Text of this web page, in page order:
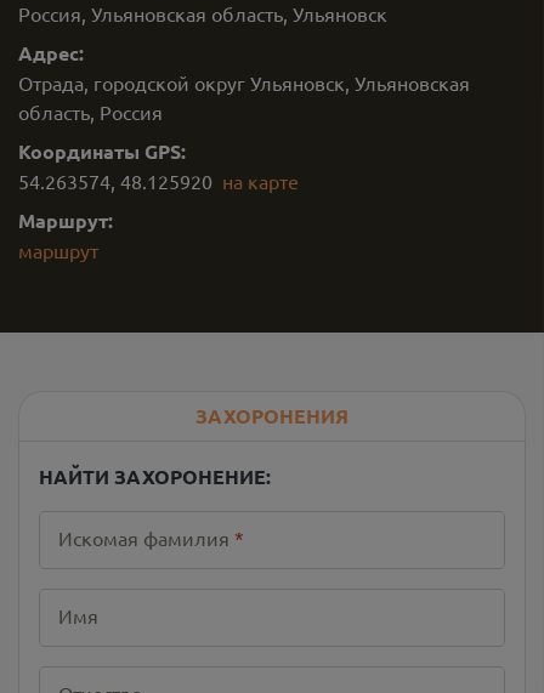
Россия, Ульяновская область, Ульяновск
Адрес:
Отрада, городской округ Ульяновск, Ульяновская
область, Россия
Координаты GPS:
54.263574, 48.125920 на карте
Маршрут:
маршрут
ЗАХОРОНЕНИЯ
НАЙТИ ЗАХОРОНЕНИЕ:
Искомая фамилия *
Имя